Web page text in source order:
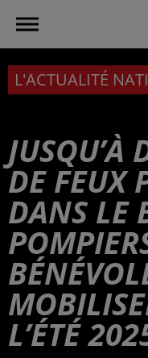
L'ACTUALITÉ
JUSQU’À
DE FEUX
DANS LE
L’ÉTÉ